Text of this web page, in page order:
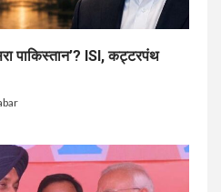
पाकिस्तान’? ISI, कट्टरपंथ